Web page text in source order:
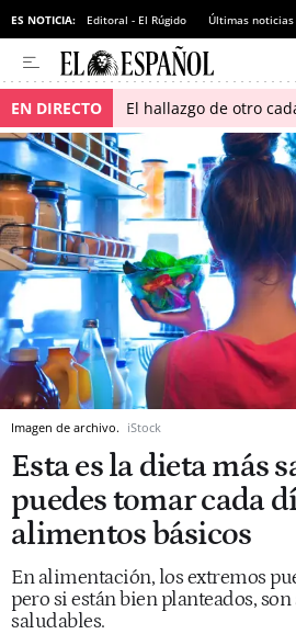
ES NOTICIA: Editoral - El Rúgido Últimas noticias
EN DIRECTO El hallazgo de otro
Imagen de archivo. iStock
Esta es la dieta más
puedes tomar cada
alimentos básicos
En alimentación, los extremos
pero si están bien planteados,
saludables.